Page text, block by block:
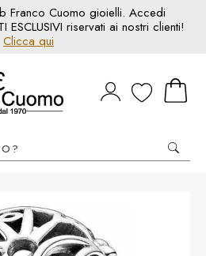
Franco Cuomo gioielli. Accedi
ESCLUSIVI riservati ai nostri clienti!
Clicca qui